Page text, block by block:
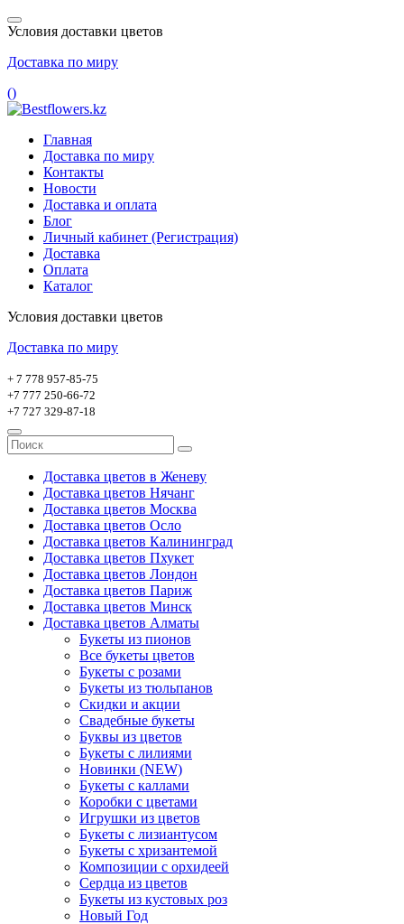
Условия доставки цветов
Доставка по миру
()
Главная
Доставка по миру
Контакты
Новости
Доставка и оплата
Блог
Личный кабинет (Регистрация)
Доставка
Оплата
Каталог
Условия доставки цветов
Доставка по миру
+ 7 778 957-85-75
+7 777 250-66-72
+7 727 329-87-18
Доставка цветов в Женеву
Доставка цветов Нячанг
Доставка цветов Москва
Доставка цветов Осло
Доставка цветов Калининград
Доставка цветов Пхукет
Доставка цветов Лондон
Доставка цветов Париж
Доставка цветов Минск
Доставка цветов Алматы
Букеты из пионов
Все букеты цветов
Букеты с розами
Букеты из тюльпанов
Скидки и акции
Свадебные букеты
Буквы из цветов
Букеты с лилиями
Новинки (NEW)
Букеты с каллами
Коробки с цветами
Игрушки из цветов
Букеты с лизиантусом
Букеты с хризантемой
Композиции с орхидеей
Сердца из цветов
Букеты из кустовых роз
Новый Год